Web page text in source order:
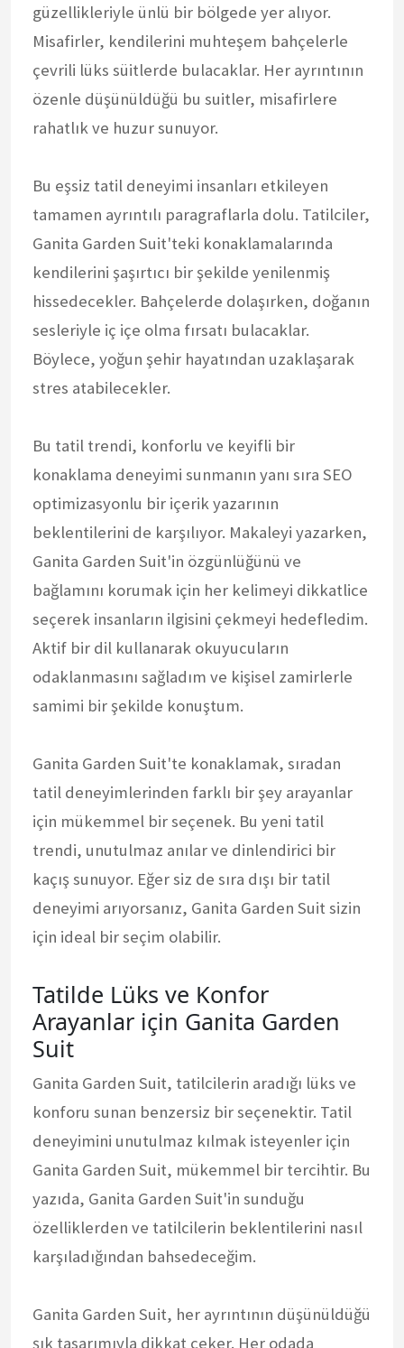
güzellikleriyle ünlü bir bölgede yer alıyor.
Misafirler, kendilerini muhteşem bahçelerle
çevrili lüks süitlerde bulacaklar. Her ayrıntının
özenle düşünüldüğü bu suitler, misafirlere
rahatlık ve huzur sunuyor.
Bu eşsiz tatil deneyimi insanları etkileyen
tamamen ayrıntılı paragraflarla dolu. Tatilciler,
Ganita Garden Suit'teki konaklamalarında
kendilerini şaşırtıcı bir şekilde yenilenmiş
hissedecekler. Bahçelerde dolaşırken, doğanın
sesleriyle iç içe olma fırsatı bulacaklar.
Böylece, yoğun şehir hayatından uzaklaşarak
stres atabilecekler.
Bu tatil trendi, konforlu ve keyifli bir
konaklama deneyimi sunmanın yanı sıra SEO
optimizasyonlu bir içerik yazarının
beklentilerini de karşılıyor. Makaleyi yazarken,
Ganita Garden Suit'in özgünlüğünü ve
bağlamını korumak için her kelimeyi dikkatlice
seçerek insanların ilgisini çekmeyi hedefledim.
Aktif bir dil kullanarak okuyucuların
odaklanmasını sağladım ve kişisel zamirlerle
samimi bir şekilde konuştum.
Ganita Garden Suit'te konaklamak, sıradan
tatil deneyimlerinden farklı bir şey arayanlar
için mükemmel bir seçenek. Bu yeni tatil
trendi, unutulmaz anılar ve dinlendirici bir
kaçış sunuyor. Eğer siz de sıra dışı bir tatil
deneyimi arıyorsanız, Ganita Garden Suit sizin
için ideal bir seçim olabilir.
Tatilde Lüks ve Konfor
Arayanlar için Ganita Garden
Suit
Ganita Garden Suit, tatilcilerin aradığı lüks ve
konforu sunan benzersiz bir seçenektir. Tatil
deneyimini unutulmaz kılmak isteyenler için
Ganita Garden Suit, mükemmel bir tercihtir. Bu
yazıda, Ganita Garden Suit'in sunduğu
özelliklerden ve tatilcilerin beklentilerini nasıl
karşıladığından bahsedeceğim.
Ganita Garden Suit, her ayrıntının düşünüldüğü
şık tasarımıyla dikkat çeker. Her odada